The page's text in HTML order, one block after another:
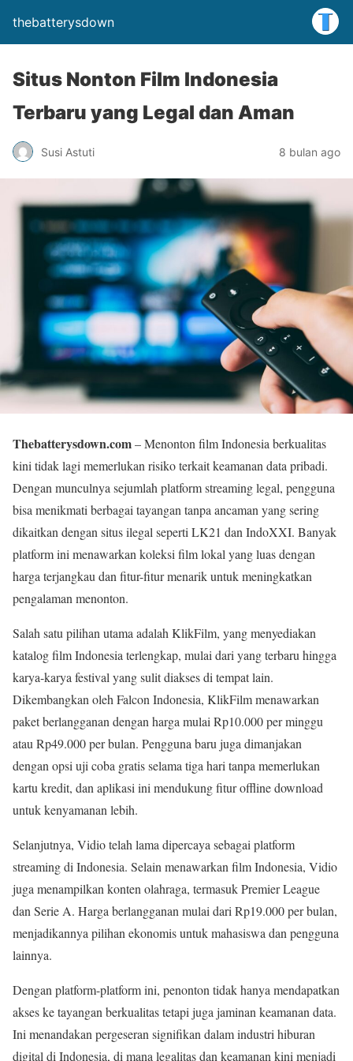
thebatterysdown
Situs Nonton Film Indonesia
Terbaru yang Legal dan Aman
Susi Astuti 8 bulan ago
Thebatterysdown.com– Menonton film Indonesia berkualitas
kini tidak lagi memerlukan risiko terkait keamanan data pribadi.
Dengan munculnya sejumlah platform streaming legal, pengguna
bisa menikmati berbagai tayangan tanpa ancaman yang sering
dikaitkan dengan situs ilegal seperti LK21 dan IndoXXI. Banyak
platform ini menawarkan koleksi film lokal yang luas dengan
harga terjangkau dan fitur-fitur menarik untuk meningkatkan
pengalaman menonton.
Salah satu pilihan utama adalah KlikFilm, yang menyediakan
katalog film Indonesia terlengkap, mulai dari yang terbaru hingga
karya-karya festival yang sulit diakses di tempat lain.
Dikembangkan oleh Falcon Indonesia, KlikFilm menawarkan
paket berlangganan dengan harga mulai Rp10.000 per minggu
atau Rp49.000 per bulan. Pengguna baru juga dimanjakan
dengan opsi uji coba gratis selama tiga hari tanpa memerlukan
kartu kredit, dan aplikasi ini mendukung fitur offline download
untuk kenyamanan lebih.
Selanjutnya, Vidio telah lama dipercaya sebagai platform
streaming di Indonesia. Selain menawarkan film Indonesia, Vidio
juga menampilkan konten olahraga, termasuk Premier League
dan Serie A. Harga berlangganan mulai dari Rp19.000 per bulan,
menjadikannya pilihan ekonomis untuk mahasiswa dan pengguna
lainnya.
Dengan platform-platform ini, penonton tidak hanya mendapatkan
akses ke tayangan berkualitas tetapi juga jaminan keamanan data.
Ini menandakan pergeseran signifikan dalam industri hiburan
digital di Indonesia, di mana legalitas dan keamanan kini menjadi